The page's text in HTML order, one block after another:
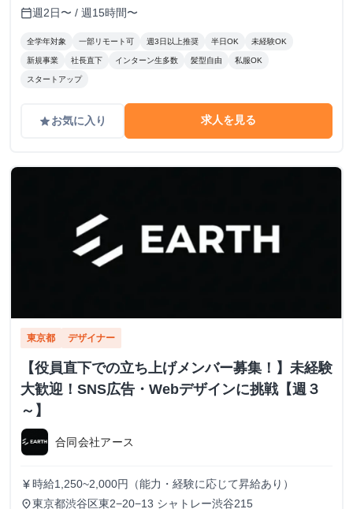
calendar_today週2日〜 / 週15時間〜
全学年対象 一部リモート可 週3日以上推奨 半日OK 未経験OK
新規事業 社長直下 インターン生多数 髪型自由 私服OK
スタートアップ
gradeお気に入り 求人を見る
東京都 デザイナー
【役員直下での立ち上げメンバー募集！】未経験
大歓迎！SNS広告・Webデザインに挑戦【週３
～】
合同会社アース
currency_yen 時給1,250~2,000円（能力・経験に応じて昇給あり）
place東京都渋谷区東2−20−13 シャトレー渋谷215